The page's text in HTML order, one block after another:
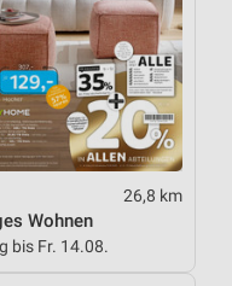
26,8 km
Wohnen
bis Fr. 14.08.